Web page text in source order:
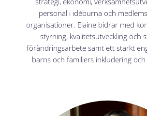
personal i idéburna och
organisationer. Elaine bidrar med
styrning, kvalitetsutveckling och
förändringsarbete samt ett starkt
barns och familjers inkludering och